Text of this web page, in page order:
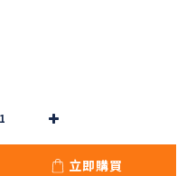
立即購買